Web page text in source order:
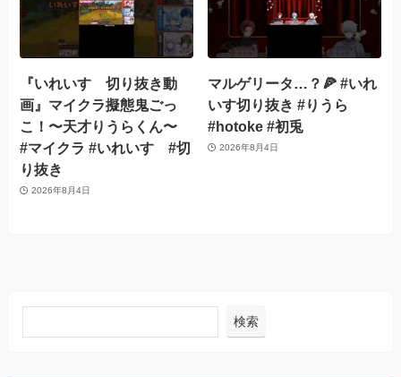
『いれいす 切り抜き動
画』マイクラ擬態鬼ごっ
こ！〜天才りうらくん〜
#マイクラ #いれいす #切
り抜き
2026年8月4日
マルゲリータ…？🍕 #いれ
いす切り抜き #りうら
#hotoke #初兎
2026年8月4日
検索